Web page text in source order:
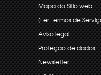
Mapa do Sítio web
(Ler Termos de
Aviso legal
Proteção de dados
Newsletter